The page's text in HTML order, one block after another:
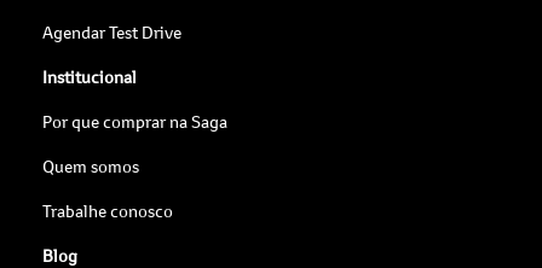
Agendar Test Drive
Institucional
Por que comprar na Saga
Quem somos
Trabalhe conosco
Blog